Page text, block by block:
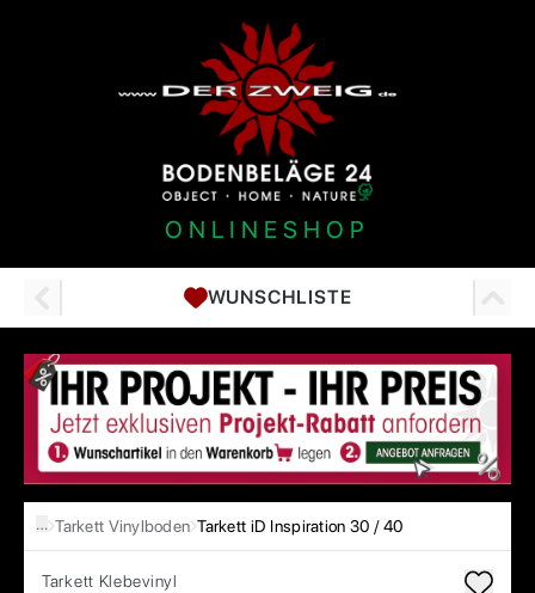
ONLINESHOP
WUNSCHLISTE
… Tarkett Vinylboden Tarkett iD Inspiration 30 / 40
Tarkett Klebevinyl